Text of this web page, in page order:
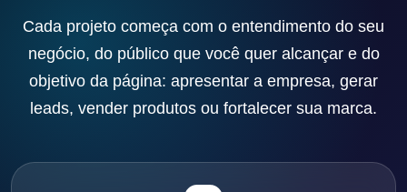
Cada projeto começa com o entendimento do seu
negócio, do público que você quer alcançar e do
objetivo da página: apresentar a empresa, gerar
leads, vender produtos ou fortalecer sua marca.